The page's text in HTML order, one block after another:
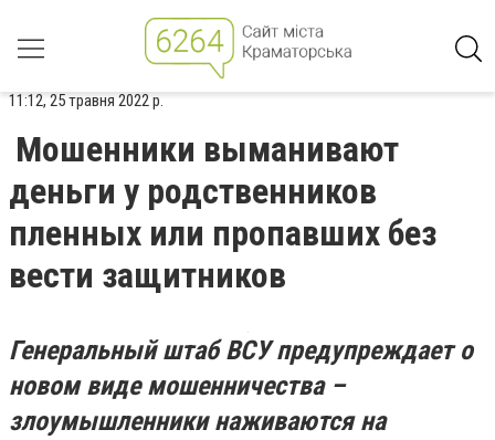
11:12, 25 травня 2022 р.
Мошенники выманивают
деньги у родственников
пленных или пропавших без
вести защитников
Генеральный штаб ВСУ предупреждает о
новом виде мошенничества –
злоумышленники наживаются на